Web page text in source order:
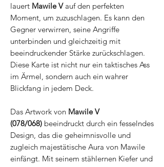
lauert Mawile Vauf den perfekten
Moment, um zuzuschlagen. Es kann den
Gegner verwirren, seine Angriffe
unterbinden und gleichzeitig mit
beeindruckender Stärke zurückschlagen.
Diese Karte ist nicht nur ein taktisches Ass
im Ärmel, sondern auch ein wahrer
Blickfang in jedem Deck.
Das Artwork von Mawile V
(078/068) beeindruckt durch ein fesselndes
Design, das die geheimnisvolle und
zugleich majestätische Aura von Mawile
einfängt. Mit seinem stählernen Kiefer und